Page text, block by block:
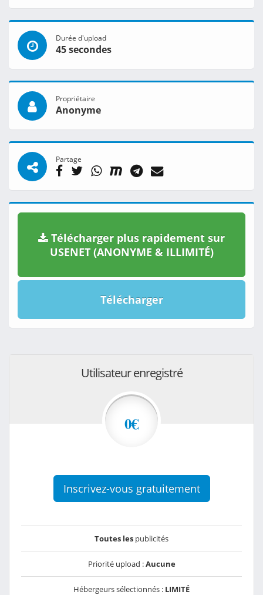
Durée d'upload
45 secondes
Propriétaire
Anonyme
Partage
Télécharger plus rapidement sur
USENET (ANONYME & ILLIMITÉ)
Télécharger
Utilisateur enregistré
0€
Inscrivez-vous gratuitement
Toutes les publicités
Priorité upload :Aucune
Hébergeurs sélectionnés : LIMITÉ